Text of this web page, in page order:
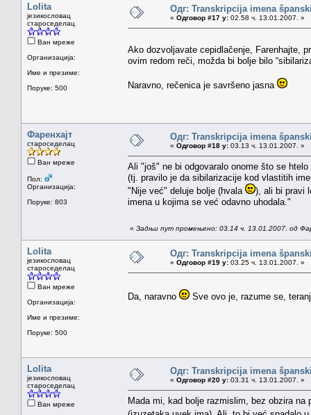
Lolita
језикословац
староседелац
Ван мреже
Организација:
Име и презиме:
Поруке: 500
Одг: Transkripcija imena
« Одговор #17 у: 02.58 ч. 13.01.2007. »
Ako dozvoljavate cepidlačenje, Farenhajte,
ovim redom reči, možda bi bolje bilo
Naravno, rečenica je savršeno jasna
Фаренхајт
староседелац
Ван мреже
Пол:
Организација:
Поруке: 803
Одг: Transkripcija imena
« Одговор #18 у: 03.13 ч. 13.01.2007. »
Ali "još" ne bi odgovaralo onome što se
(tj. pravilo je da sibilarizacije kod vlastitih
"Nije već" deluje bolje (hvala
), ali bi pravi
imena u kojima se već odavno uhodala."
« Задњи пут промењено: 03.14 ч. 13.01.2007. од
Lolita
језикословац
староседелац
Ван мреже
Организација:
Име и презиме:
Поруке: 500
Одг: Transkripcija imena
« Одговор #19 у: 03.25 ч. 13.01.2007. »
Da, naravno Sve ovo je, razume se,
Lolita
језикословац
староседелац
Ван мреже
Одг: Transkripcija imena
« Одговор #20 у: 03.31 ч. 13.01.2007. »
Mada mi, kad bolje razmislim, bez obzira